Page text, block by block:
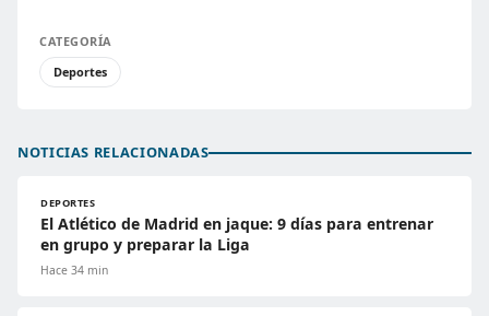
CATEGORÍA
Deportes
NOTICIAS RELACIONADAS
DEPORTES
El Atlético de Madrid en jaque: 9 días para entrenar
en grupo y preparar la Liga
Hace 34 min